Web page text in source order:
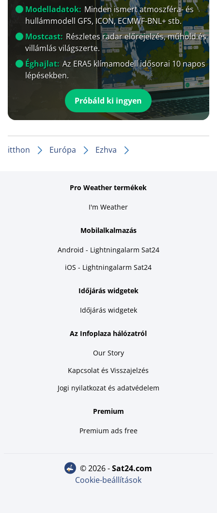
Modelladatok: Minden ismert atmoszféra- és
hullámmodell GFS, ICON, ECMWF-BNL+ stb.
Mostcast: Részletes radar előrejelzés, műhold és
villámlás világszerte.
Éghajlat: Az ERA5 klímamodell idősorai 10 napos
lépésekben.
Próbáld ki ingyen
itthon Európa Ezhva
Pro Weather termékek
I'm Weather
Mobilalkalmazás
Android - Lightningalarm Sat24
iOS - Lightningalarm Sat24
Időjárás widgetek
Időjárás widgetek
Az Infoplaza hálózatról
Our Story
Kapcsolat és Visszajelzés
Jogi nyilatkozat és adatvédelem
Premium
Premium ads free
© 2026 - sat24.com
Cookie-beállítások